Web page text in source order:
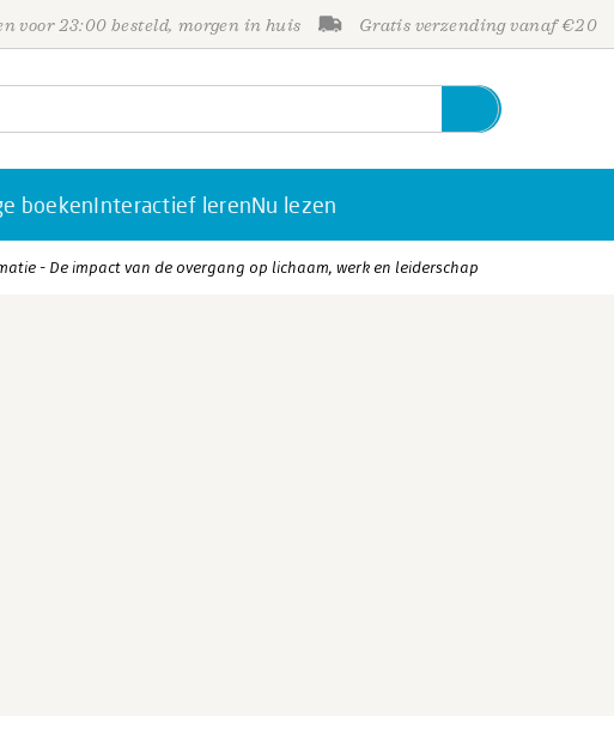
voor 23:00 besteld, morgen in huis Gratis verzending vanaf €20
boekenInteractief lerenNu lezen
- De impact van de overgang op lichaam, werk en leiderschap
Personen